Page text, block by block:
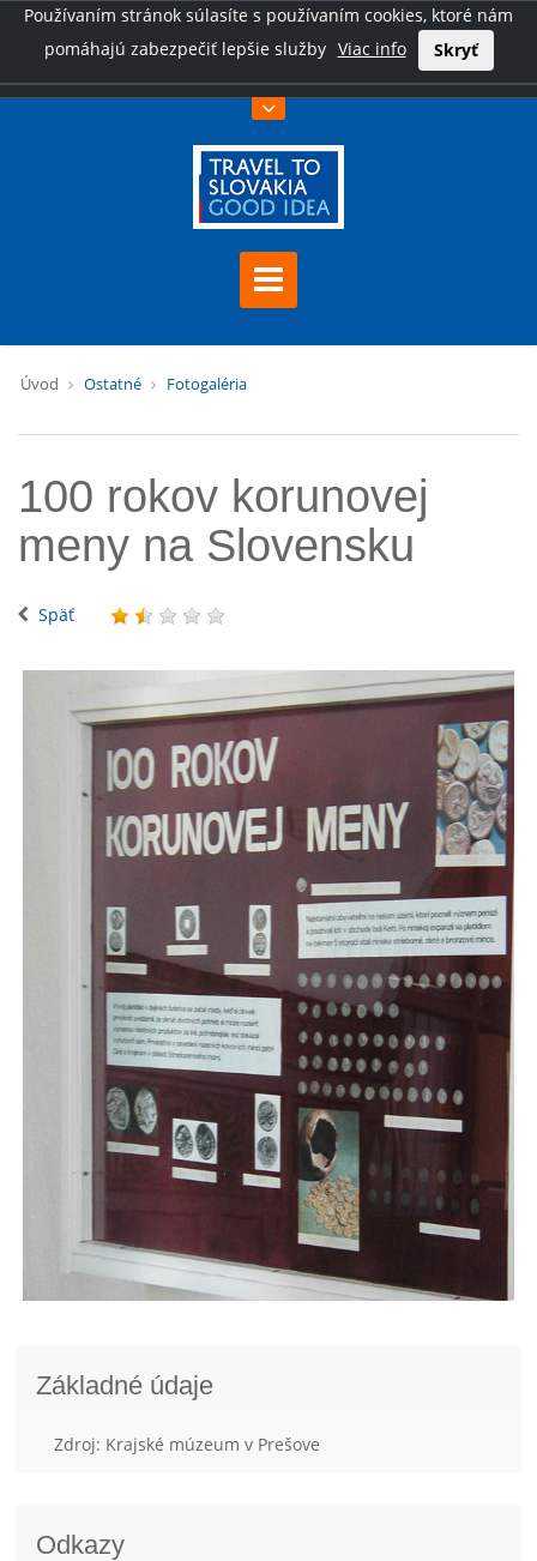
Používaním stránok súlasíte s používaním cookies, ktoré nám
pomáhajú zabezpečiť lepšie služby Viac info Skryť
Úvod Ostatné Fotogaléria
100 rokov korunovej
meny na Slovensku
Späť
Základné údaje
Zdroj: Krajské múzeum v Prešove
Odkazy